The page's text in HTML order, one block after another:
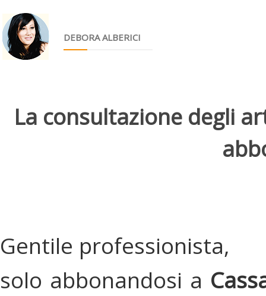
DEBORA ALBERICI
La consultazione degli
Gentile professionista,
solo abbonandosi a